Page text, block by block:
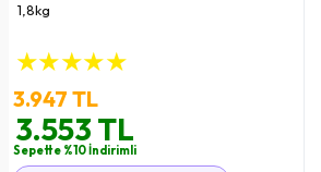
1,8kg
★★★★★
3.947 TL
3.553 TL
Sepette %10 İndirimli